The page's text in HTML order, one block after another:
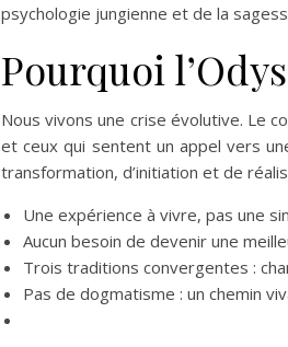
psychologie jungienne et de la
Pourquoi
Nous vivons une crise évolutive. Le
et ceux qui sentent un appel vers
transformation, d’initiation et de
Une expérience à vivre, pas une
Aucun besoin de devenir une
Trois traditions convergentes :
Pas de dogmatisme : un chemin